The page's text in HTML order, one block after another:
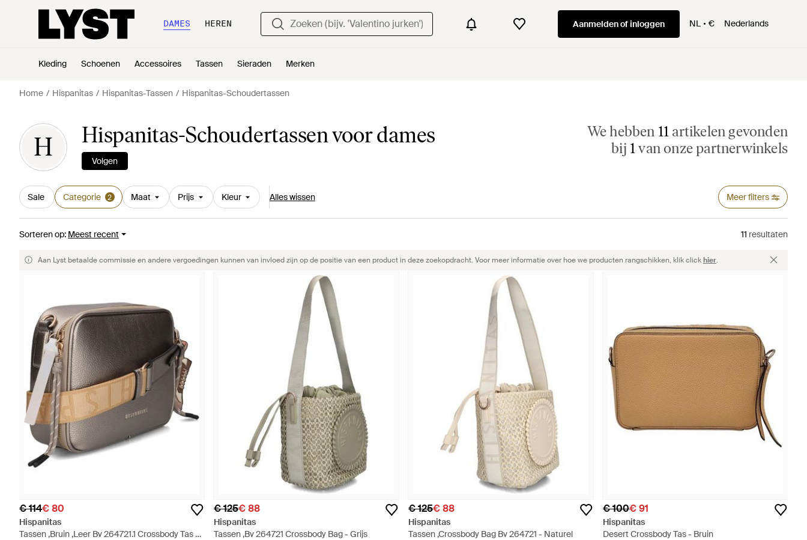
DAMES HEREN Aanmelden of inloggen NL € Nederlands
Kleding Schoenen Accessoires Tassen Sieraden Merken
Home Hispanitas Hispanitas-Tassen Hispanitas-Schoudertassen
H Hispanitas-Schoudertassen voor dames
Volgen
We hebben 11 artikelen gevonden
bij 1van onze partnerwinkels
Sale Categorie 2 Maat Prijs Kleur Alles wissen Meer filters
Sorteren op: Meest recent 11 resultaten
Aan Lyst betaalde commissie en andere vergoedingen kunnen van invloed zijn op de positie van een product in deze zoekopdracht. Voor meer informatie over hoe we producten rangschikken, klik clickhier.
€ 114€ 80
Hispanitas
Tassen ,Bruin ,Leer Bv 264721.1 Crossbody Tas -
€ 125€ 88
Hispanitas
Tassen ,Bv 264721 Crossbody Bag - Grijs
€ 125€ 88
Hispanitas
Tassen ,Crossbody Bag Bv 264721 - Naturel
€ 100€ 91
Hispanitas
Desert Crossbody Tas - Bruin